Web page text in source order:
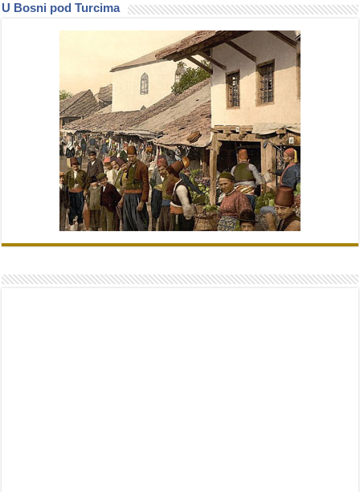
U Bosni pod Turcima